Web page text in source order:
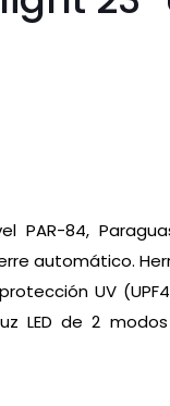
PAR-84,
automático.
UV
LED de 2